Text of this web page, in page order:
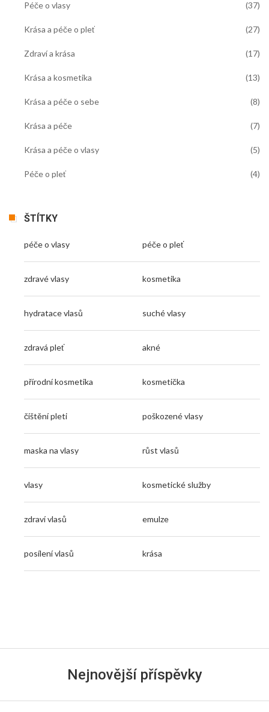
Péče o vlasy (37)
Krása a péče o pleť (27)
Zdraví a krása (17)
Krása a kosmetika (13)
Krása a péče o sebe (8)
Krása a péče (7)
Krása a péče o vlasy (5)
Péče o pleť (4)
ŠTÍTKY
péče o vlasy péče o pleť
zdravé vlasy kosmetika
hydratace vlasů suché vlasy
zdravá pleť akné
přírodní kosmetika kosmetička
čištění pleti poškozené vlasy
maska na vlasy růst vlasů
vlasy kosmetické služby
zdraví vlasů emulze
posílení vlasů krása
Nejnovější příspěvky